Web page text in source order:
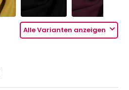
Alle Varianten anzeigen